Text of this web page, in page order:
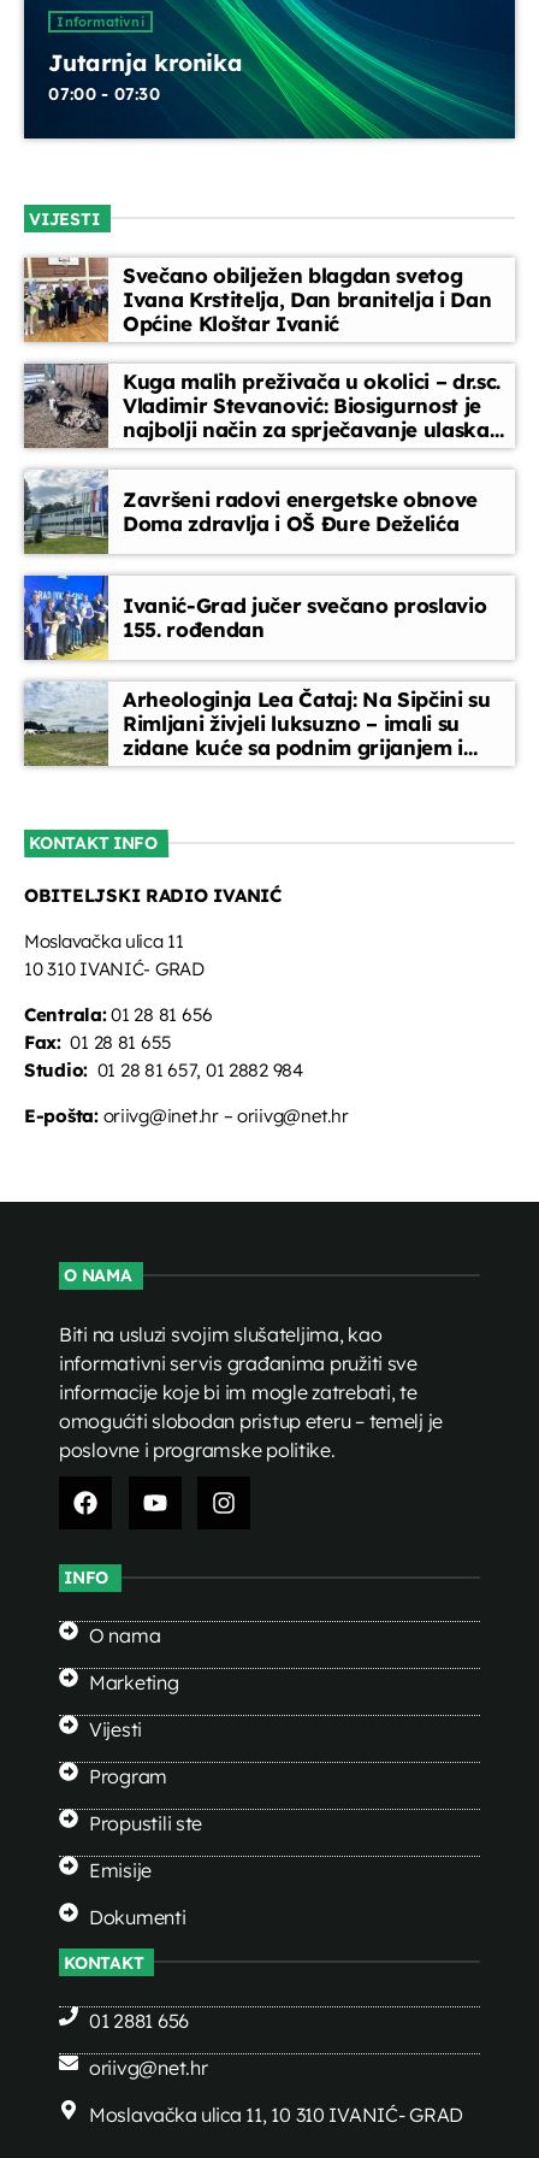
UPRAVO ETERU
Informativni
Jutarnja kronika
07:00 - 07:30
DANAS NA PROGRAMU
07:30 - 07:35
07:35 - 08:00
Melodija dana
08:00 - 08:15
08:15 - 08:45
Vijesti
08:45 - 09:00
Informativni
Jutarnja kronika
07:00 - 07:30
VIJESTI
Svečano obilježen blagdan svetog
Ivana Krstitelja, Dan branitelja i Dan
Općine Kloštar Ivanić
Kuga malih preživača u okolici – dr.sc.
Vladimir Stevanović: Biosigurnost je
najbolji način za sprječavanje ulaska
bolesti
Završeni radovi energetske obnove
Doma zdravlja i OŠ Đure Deželića
Ivanić-Grad jučer svečano proslavio
155. rođendan
Arheologinja Lea Čataj: Na Sipčini su
Rimljani živjeli luksuzno – imali su
zidane kuće sa podnim grijanjem i
oslikanim zidovima
KONTAKT INFO
OBITELJSKI RADIO IVANIĆ
Moslavačka ulica 11
10 310 IVANIĆ- GRAD
Centrala:01 28 81 656
Fax:01 28 81 655
Studio: 01 28 81 657, 01 2882 984
E-pošta:oriivg@inet.hr – oriivg@net.hr
O NAMA
Biti na usluzi svojim slušateljima, kao
informativni servis građanima pružiti sve
informacije koje bi im mogle zatrebati, te
omogućiti slobodan pristup eteru – temelj je
poslovne i programske politike.
INFO
O nama
Marketing
Vijesti
Program
Propustili ste
Emisije
Dokumenti
KONTAKT
01 2881 656
oriivg@net.hr
Moslavačka ulica 11, 10 310 IVANIĆ- GRAD